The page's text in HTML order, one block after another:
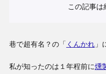
この記事は
巷で超有名？の「 くんかれ」
私が知ったのは１年程前に燻